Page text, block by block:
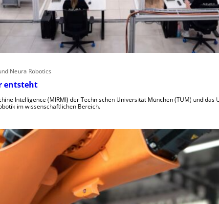
Neura Robotics
entsteht
Intelligence (MIRMI) der Technischen Universität München (TUM) und
im wissenschaftlichen Bereich.